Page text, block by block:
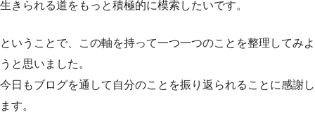
生きられる道をもっと積極的に模索したいです。
ということで、この軸を持って一つ一つのことを整理してみよ
うと思いました。
今日もブログを通して自分のことを振り返られることに感謝し
ます。